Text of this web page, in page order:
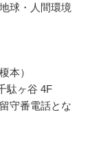
球・人間環境
本）
駄ヶ谷 4F
守番電話とな